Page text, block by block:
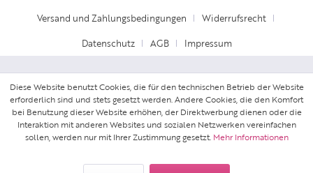
Versand und Zahlungsbedingungen Widerrufsrecht
Datenschutz AGB Impressum
Diese Website benutzt Cookies, die für den technischen Betrieb der Website
erforderlich sind und stets gesetzt werden. Andere Cookies, die den Komfort
bei Benutzung dieser Website erhöhen, der Direktwerbung dienen oder die
Interaktion mit anderen Websites und sozialen Netzwerken vereinfachen
sollen, werden nur mit Ihrer Zustimmung gesetzt. Mehr Informationen